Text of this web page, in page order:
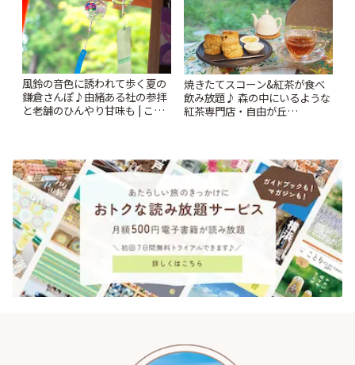
風鈴の音色に誘われて歩く夏の
鎌倉さんぽ♪由緒ある社の参拝
と老舗のひんやり甘味も | こと
焼きたてスコーン&紅茶が食べ
飲み放題♪ 森の中にいるような
紅茶専門店・自由が丘